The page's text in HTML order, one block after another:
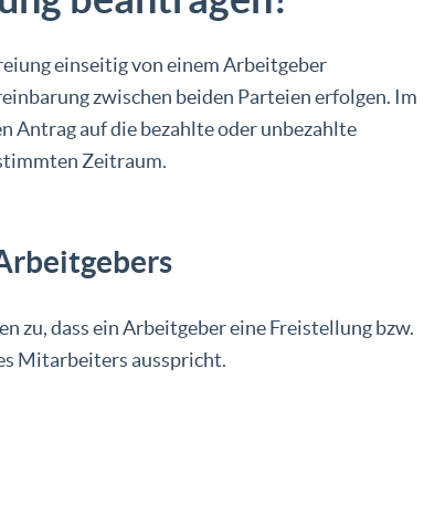
einseitig von einem Arbeitgeber
zwischen beiden Parteien erfolgen. Im
auf die bezahlte oder unbezahlte
Zeitraum.
zu, dass ein Arbeitgeber eine Freistellung bzw.
Mitarbeiters ausspricht.